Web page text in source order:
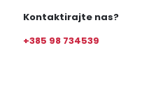
Kontaktirajte nas?
+385 98 734539